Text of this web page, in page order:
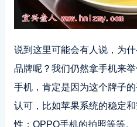
说到这里可能会有人说，为
品牌呢？我们仍然拿手机来
手机，肯定是因为这个牌子
认可，比如苹果系统的稳定
性；OPPO手机的拍照等等。